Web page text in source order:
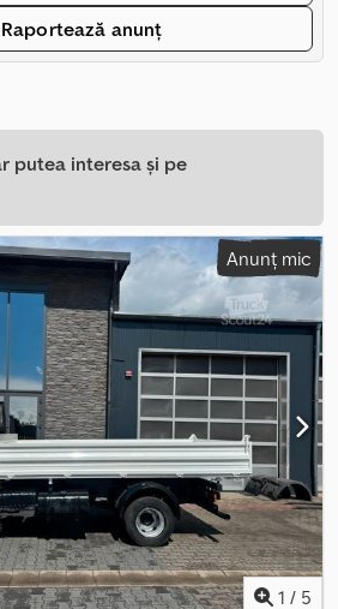
anunț
putea interesa și pe
Anunț mic
1 / 5